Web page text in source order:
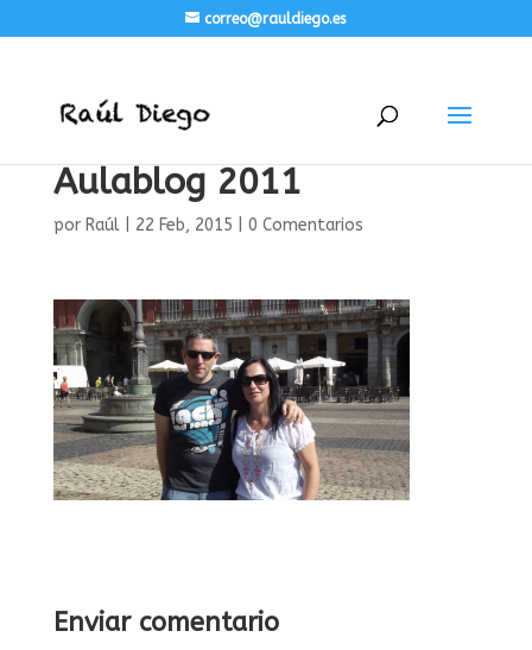
correo@rauldiego.es
Aulablog 2011
por Raúl| 22 Feb, 2015 0 Comentarios
Enviar comentario